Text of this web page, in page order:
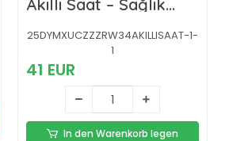
Akıllı Saat – Sağlık
25DYMXUCZZZRW34AKILLISAAT-1-
1
41 EUR
In den Warenkorb legen